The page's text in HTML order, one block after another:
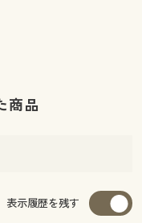
商品
表示履歴を残す